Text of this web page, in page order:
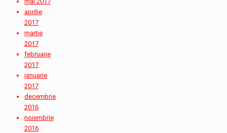
aprilie
2017
martie
2017
februarie
2017
ianuarie
2017
decembrie
2016
noiembrie
2016